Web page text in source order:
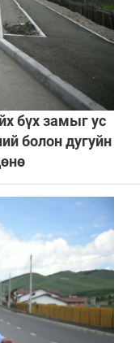
бүх замыг ус
болон дугуйн